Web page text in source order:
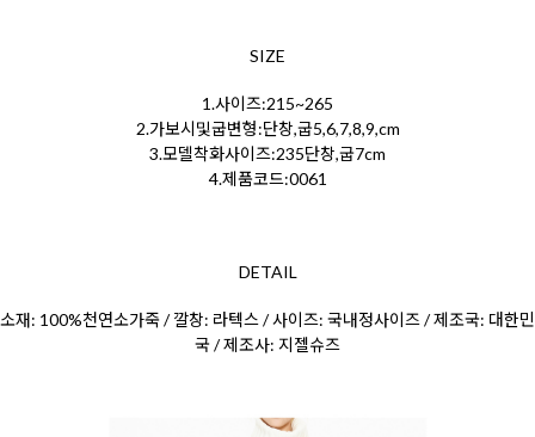
SIZE
1.사이즈:215~265
2.가보시및굽변형:단창,굽5,6,7,8,9,cm
3.모델착화사이즈:235단창,굽7cm
4.제품코드:0061
DETAIL
소재: 100%천연소가죽 / 깔창: 라텍스 / 사이즈: 국내정사이즈 / 제조국: 대한민
국 / 제조사: 지젤슈즈